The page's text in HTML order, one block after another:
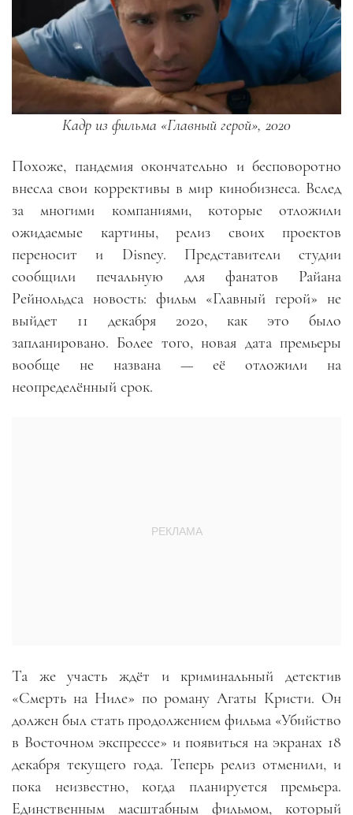
Кадр из фильма «Главный герой», 2020
Похоже, пандемия окончательно и бесповоротно
внесла свои коррективы в мир кинобизнеса. Вслед
за многими компаниями, которые отложили
ожидаемые картины, релиз своих проектов
переносит и Disney. Представители студии
сообщили печальную для фанатов Райана
Рейнольдса новость: фильм «Главный герой» не
выйдет 11 декабря 2020, как это было
запланировано. Более того, новая дата премьеры
вообще не названа — её отложили на
неопределённый срок.
Та же участь ждёт и криминальный детектив
«Смерть на Ниле» по роману Агаты Кристи. Он
должен был стать продолжением фильма «Убийство
в Восточном экспрессе» и появиться на экранах 18
декабря текущего года. Теперь релиз отменили, и
пока неизвестно, когда планируется премьера.
Единственным масштабным фильмом, который